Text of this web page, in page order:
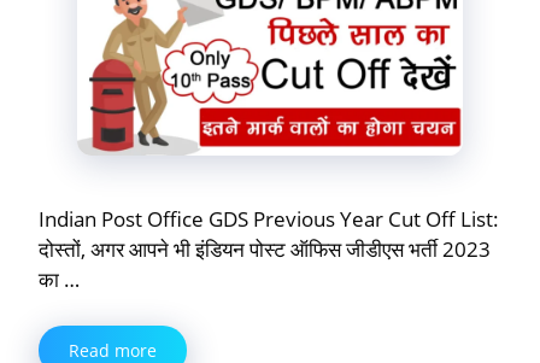
Indian Post Office GDS Previous Year Cut Off List:
दोस्तों, अगर आपने भी इंडियन पोस्ट ऑफिस जीडीएस भर्ती 2023
का …
Read more